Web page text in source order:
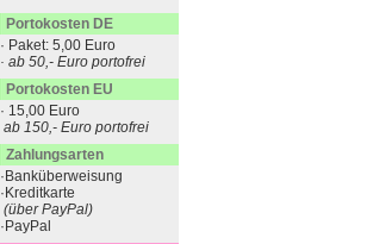
Portokosten DE
· Paket: 5,00 Euro
· ab 50,- Euro portofrei
Portokosten EU
· 15,00 Euro
ab 150,- Euro portofrei
Zahlungsarten
·Banküberweisung
·Kreditkarte
(über PayPal)
·PayPal